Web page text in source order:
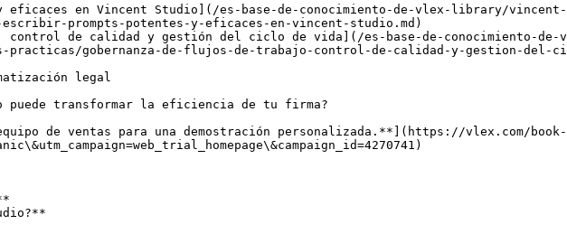
eficaces en Vincent Studio](/es-base-de-conocimiento-de-vlex-library/
escribir-prompts-potentes-y-eficaces-en-vincent-studio.md)
control de calidad y gestión del ciclo de vida](/es-base-de-conocimiento-
practicas/gobernanza-de-flujos-de-trabajo-control-de-calidad-y-gestion-del-
legal
puede transformar la eficiencia de tu firma?
de ventas para una demostración personalizada.**](https://vlex.com/book-